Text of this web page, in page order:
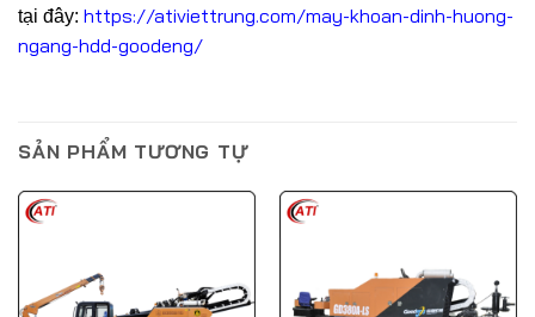
tại đây: https://ativiettrung.com/may-khoan-dinh-huong-
ngang-hdd-goodeng/
SẢN PHẨM TƯƠNG TỰ